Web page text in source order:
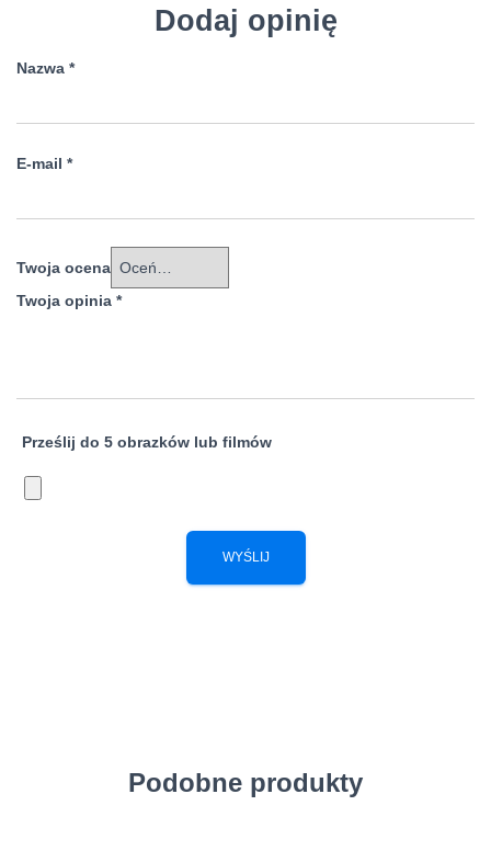
Dodaj opinię
Nazwa *
E-mail *
Twoja ocena
Twoja opinia *
Prześlij do 5 obrazków lub filmów
Podobne produkty